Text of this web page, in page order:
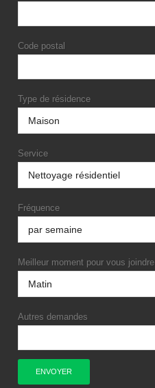
Code postal
Type de résidence
Service
Fréquence
Meilleur moment pour vous joindre
Autres demandes